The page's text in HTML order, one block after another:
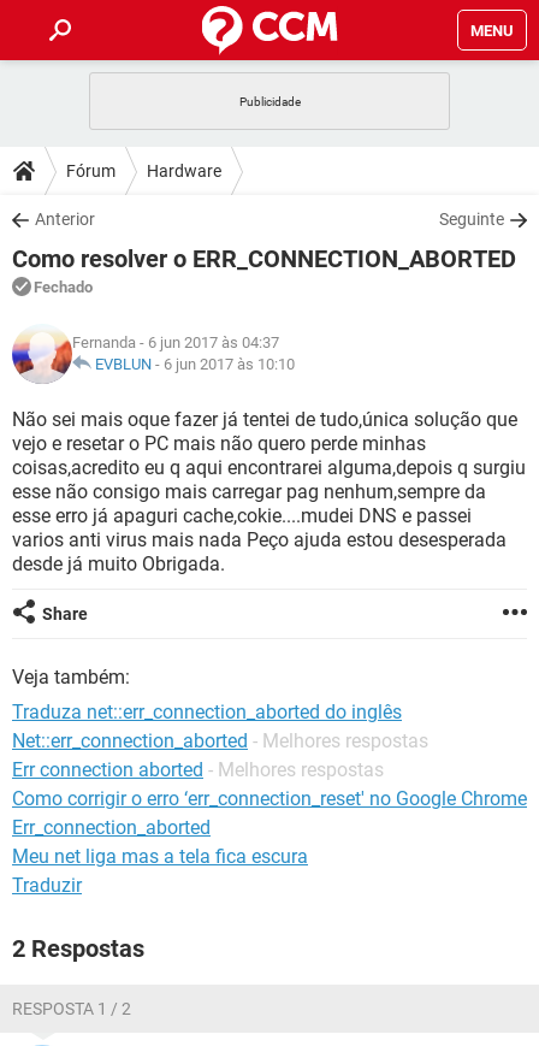
MENU
CELULAR
OUTLOOK
INSTAGRAM GMAIL
GUIA DE COMPRAS
DICAS
JOGOS
OUTLOOK
GUIA DE COMPRAS
DOWNLOADS
JOGOS WHATSAPP
CELULAR
OUTLOOK
INSTAGRAM
GUIA DE COMPRAS
FÓRUM
CELULAR FACEBOOK
INSTAGRAM GMAIL
GUIA DE COMPRAS
GLOSSÁRIO
JOGOS
CELULAR FACEBOOK
OUTLOOK EXCEL
INSTAGRAM GMAIL
GUIA DE COMPRAS
Fórum Hardware
Anterior Seguinte
Como resolver o ERR_CONNECTION_ABORTED
Fechado
Fernanda - 6 jun 2017 às 04:37
EVBLUN - 6 jun 2017 às 10:10
Não sei mais oque fazer já tentei de tudo,única solução que
vejo e resetar o PC mais não quero perde minhas
coisas,acredito eu q aqui encontrarei alguma,depois q surgiu
esse não consigo mais carregar pag nenhum,sempre da
esse erro já apaguri cache,cokie....mudei DNS e passei
varios anti virus mais nada Peço ajuda estou desesperada
desde já muito Obrigada.
Share
Veja também:
Traduza net::err_connection_aborted do inglês
Net::err_connection_aborted - Melhores respostas
Err connection aborted - Melhores respostas
Como corrigir o erro ‘err_connection_reset' no Google Chrome
Err_connection_aborted
Meu net liga mas a tela fica escura
Traduzir
2 Respostas
RESPOSTA 1 / 2